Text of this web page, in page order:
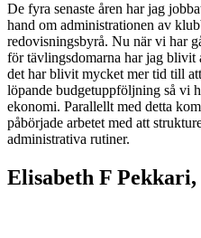
De fyra senaste åren har jag
hand om administrationen av
redovisningsbyrå. Nu när vi har
för tävlingsdomarna har jag blivit
det har blivit mycket mer tid till
löpande budgetuppföljning så vi
ekonomi. Parallellt med detta
påbörjade arbetet med att
administrativa rutiner.
Elisabeth F